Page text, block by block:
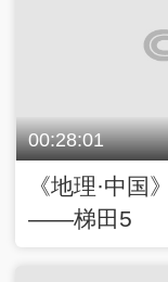
00:28:01
《地理·中
——梯田5